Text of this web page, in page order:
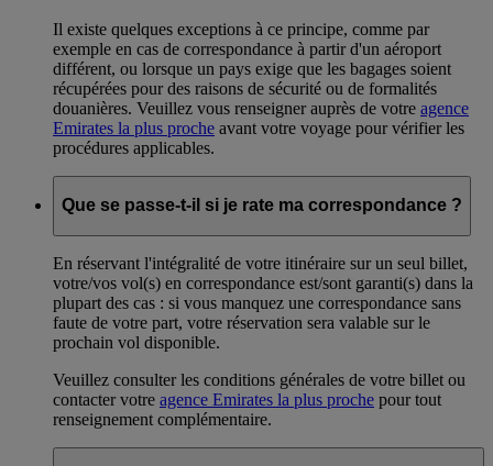
Il existe quelques exceptions à ce principe, comme par
exemple en cas de correspondance à partir d'un aéroport
différent, ou lorsque un pays exige que les bagages soient
récupérées pour des raisons de sécurité ou de formalités
douanières. Veuillez vous renseigner auprès de votre agence
Emirates la plus proche avant votre voyage pour vérifier les
procédures applicables.
Que se passe-t-il si je rate ma correspondance ?
En réservant l'intégralité de votre itinéraire sur un seul billet,
votre/vos vol(s) en correspondance est/sont garanti(s) dans la
plupart des cas : si vous manquez une correspondance sans
faute de votre part, votre réservation sera valable sur le
prochain vol disponible.
Veuillez consulter les conditions générales de votre billet ou
contacter votre agence Emirates la plus proche pour tout
renseignement complémentaire.